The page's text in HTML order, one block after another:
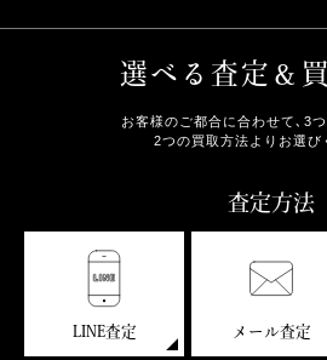
選べる査定＆
お客様のご都合に合わせて､3
2つの買取方法よりお選び
査定方法
LINE査定 メール査定